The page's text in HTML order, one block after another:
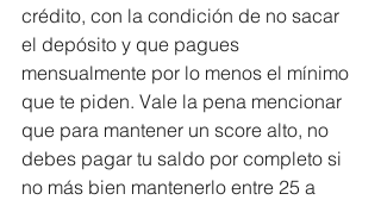
crédito, con la condición de no sacar
el depósito y que pagues
mensualmente por lo menos el mínimo
que te piden. Vale la pena mencionar
que para mantener un score alto, no
debes pagar tu saldo por completo si
no más bien mantenerlo entre 25 a